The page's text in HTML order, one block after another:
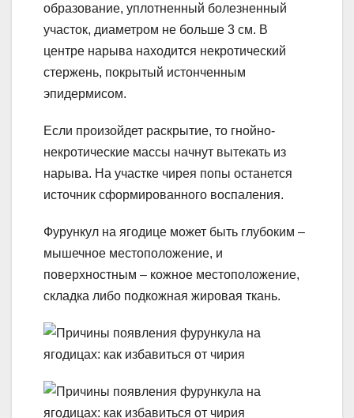
образование, уплотненный болезненный
участок, диаметром не больше 3 см. В
центре нарыва находится некротический
стержень, покрытый истонченным
эпидермисом.
Если произойдет раскрытие, то гнойно-
некротические массы начнут вытекать из
нарыва. На участке чирея попы останется
источник сформированного воспаления.
Фурункул на ягодице может быть глубоким –
мышечное местоположение, и
поверхностным – кожное местоположение,
складка либо подкожная жировая ткань.